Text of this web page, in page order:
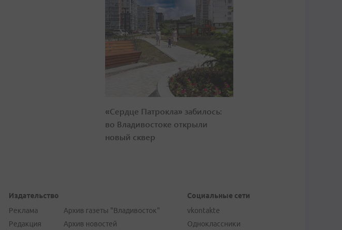
«Сердце Патрокла» забилось:
во Владивостоке открыли
новый сквер
Издательство
Реклама
Редакция
Архив газеты "Владивосток"
Архив новостей
Социальные сети
vkontakte
Одноклассники